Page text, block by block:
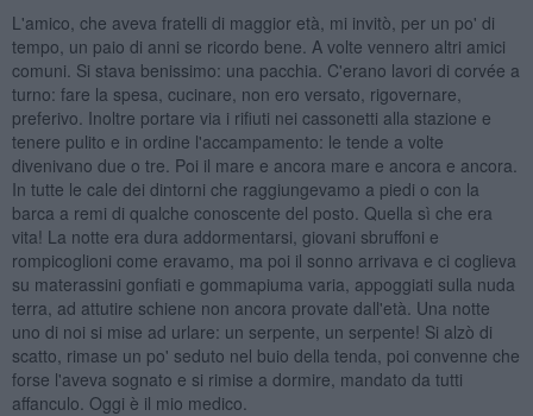
L'amico, che aveva fratelli di maggior età, mi invitò, per un po' di
tempo, un paio di anni se ricordo bene. A volte vennero altri amici
comuni. Si stava benissimo: una pacchia. C'erano lavori di corvée a
turno: fare la spesa, cucinare, non ero versato, rigovernare,
preferivo. Inoltre portare via i rifiuti nei cassonetti alla stazione e
tenere pulito e in ordine l'accampamento: le tende a volte
divenivano due o tre. Poi il mare e ancora mare e ancora e ancora.
In tutte le cale dei dintorni che raggiungevamo a piedi o con la
barca a remi di qualche conoscente del posto. Quella sì che era
vita! La notte era dura addormentarsi, giovani sbruffoni e
rompicoglioni come eravamo, ma poi il sonno arrivava e ci coglieva
su materassini gonfiati e gommapiuma varia, appoggiati sulla nuda
terra, ad attutire schiene non ancora provate dall'età. Una notte
uno di noi si mise ad urlare: un serpente, un serpente! Si alzò di
scatto, rimase un po' seduto nel buio della tenda, poi convenne che
forse l'aveva sognato e si rimise a dormire, mandato da tutti
affanculo. Oggi è il mio medico.